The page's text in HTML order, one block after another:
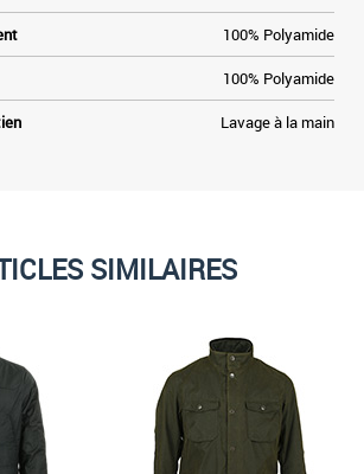
100% Polyamide
100% Polyamide
Lavage à la main
SIMILAIRES